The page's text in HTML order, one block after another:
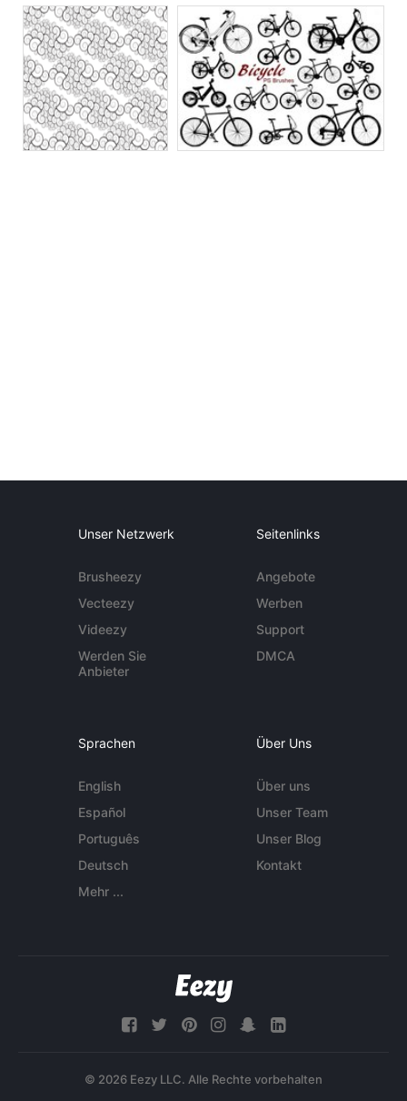
Unser Netzwerk
Brusheezy
Vecteezy
Videezy
Werden Sie
Anbieter
Seitenlinks
Angebote
Werben
Support
DMCA
Sprachen
English
Español
Português
Deutsch
Mehr ...
Über Uns
Über uns
Unser Team
Unser Blog
Kontakt
© 2026 Eezy LLC. Alle Rechte vorbehalten